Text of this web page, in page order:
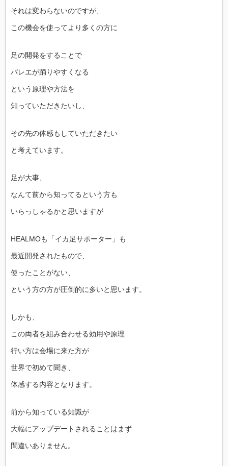
それは変わらないのですが、
この機会を使ってより多くの方に
足の開発をすることで
バレエが踊りやすくなる
という原理や方法を
知っていただきたいし、
その先の体感もしていただきたい
と考えています。
足が大事、
なんて前から知ってるという方も
いらっしゃるかと思いますが
HEALMOも「イカ足サポーター」も
最近開発されたもので、
使ったことがない、
という方の方が圧倒的に多いと思います。
しかも、
この両者を組み合わせる効用や原理
行い方は会場に来た方が
世界で初めて聞き、
体感する内容となります。
前から知っている知識が
大幅にアップデートされることはまず
間違いありません。